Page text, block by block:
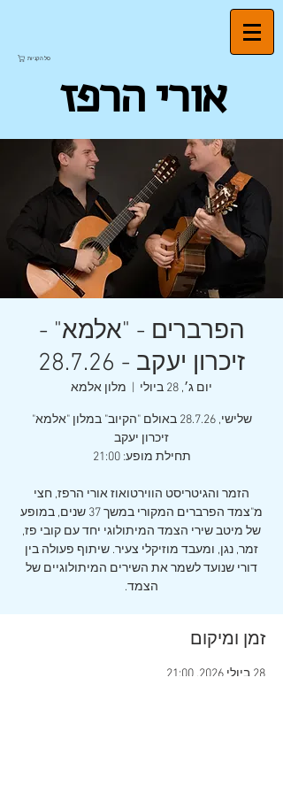
סל הקניות
אורי הרפז
הפרברים - "אלמא" -
זיכרון יעקב - 28.7.26
יום ג׳, 28 ביולי מלון אלמא
שלישי, 28.7.26 באולם "הקיוב" במלון "אלמא"
הזמר והגיטריסט הווירטואוז אורי הרפז, חצי
מ"צמד הפרברים המקורי במשך 37 שנים, במופע
של מיטב שירי הצמד המיתולוגי יחד עם קובי פז,
זמר, נגן, ומעבד מוזיקלי צעיר. שיתוף פעולה בין
דורי שנועד לשמר את השירים המיתולוגיים של
הצמד.
זמן ומיקום
28 ביולי 2026, 21:00